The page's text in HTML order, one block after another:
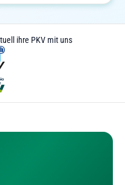
ihre PKV mit uns